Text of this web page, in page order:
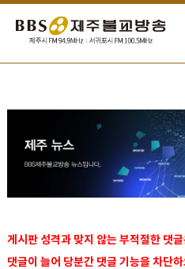
게시판 성격과 맞지 않는 부적절한 댓
댓글이 늘어 당분간 댓글 기능을 차단